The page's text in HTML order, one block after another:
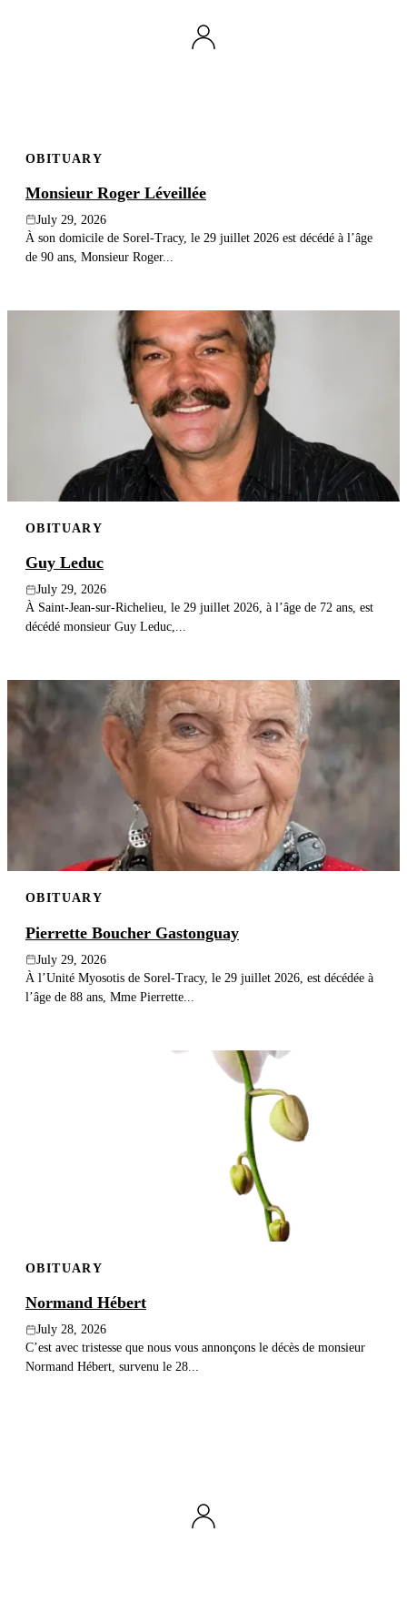
OBITUARY
Monsieur Roger Léveillée
July 29, 2026
À son domicile de Sorel-Tracy, le 29 juillet 2026 est décédé à l’âge
de 90 ans, Monsieur Roger...
OBITUARY
Guy Leduc
July 29, 2026
À Saint-Jean-sur-Richelieu, le 29 juillet 2026, à l’âge de 72 ans, est
décédé monsieur Guy Leduc,...
OBITUARY
Pierrette Boucher Gastonguay
July 29, 2026
À l’Unité Myosotis de Sorel-Tracy, le 29 juillet 2026, est décédée à
l’âge de 88 ans, Mme Pierrette...
OBITUARY
Normand Hébert
July 28, 2026
C’est avec tristesse que nous vous annonçons le décès de monsieur
Normand Hébert, survenu le 28...